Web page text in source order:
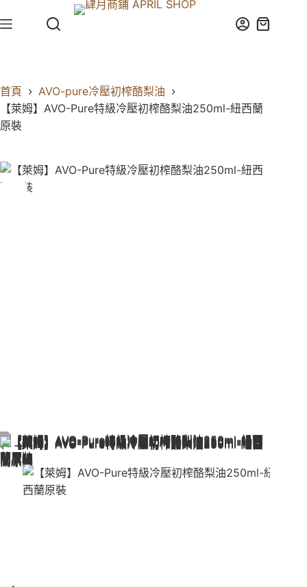
首頁
AVO-pure冷壓初榨酪梨油
【萊姆】AVO-Pure特級冷壓初榨酪梨油250ml-紐西蘭
原裝